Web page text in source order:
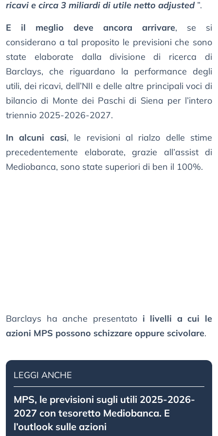
ricavi e circa 3 miliardi di utile netto adjusted ”.
E il meglio deve ancora arrivare, se si
considerano a tal proposito le previsioni che sono
state elaborate dalla divisione di ricerca di
Barclays, che riguardano la performance degli
utili, dei ricavi, dell’NII e delle altre principali voci di
bilancio di Monte dei Paschi di Siena per l’intero
triennio 2025-2026-2027.
In alcuni casi, le revisioni al rialzo delle stime
precedentemente elaborate, grazie all’assist di
Mediobanca, sono state superiori di ben il 100%.
Barclays ha anche presentato i livelli a cui le
azioni MPS possono schizzare oppure scivolare.
LEGGI ANCHE
MPS, le previsioni sugli utili 2025-2026-
2027 con tesoretto Mediobanca. E
l’outlook sulle azioni